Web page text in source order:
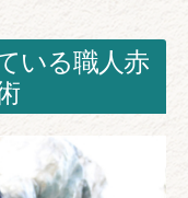
いる職人赤